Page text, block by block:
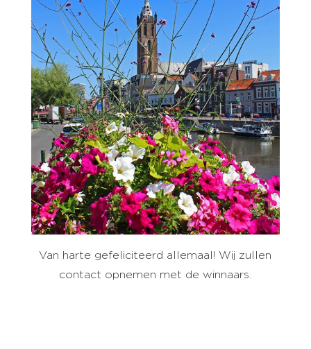
Van harte gefeliciteerd allemaal! Wij zullen
contact opnemen met de winnaars.